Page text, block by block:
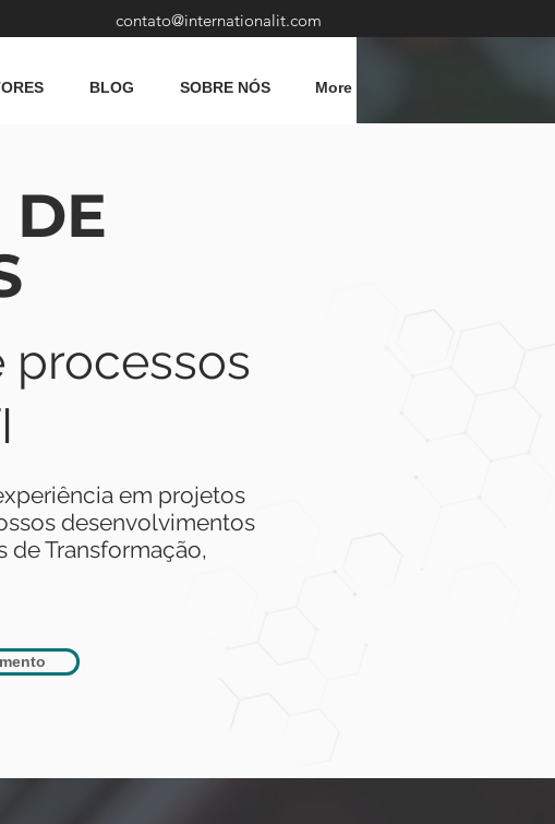
contato@internationalit.com
BLOG SOBRE NÓS More
DE
processos
em projetos
desenvolvimentos
de Transformação,